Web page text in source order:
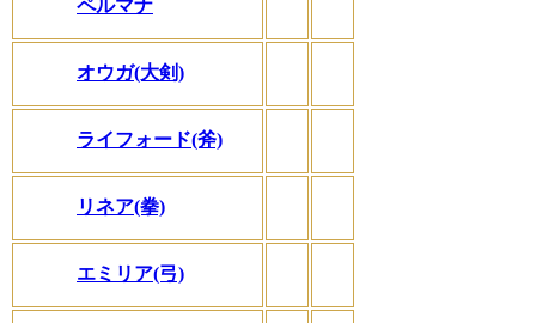
ペルマナ
オウガ(大剣)
ライフォード(斧)
リネア(拳)
エミリア(弓)